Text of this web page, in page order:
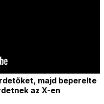
majd beperelte
az X-en